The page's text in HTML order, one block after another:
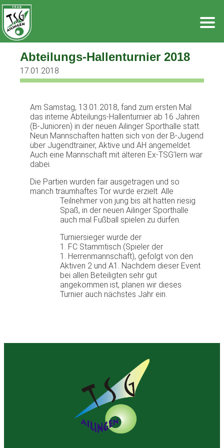
Zum
Inhalt
springen
Abteilungs-Hallenturnier 2018
17.01.2018
Am Samstag, 13.01.2018, fand zum ersten Mal
das interne Abteilungs-Hallenturnier ab 16 Jahren
(B-Junioren) in der neuen Ailinger Sporthalle statt.
Neun Mannschaften hatten sich von der B-Jugend
über Jugendtrainer, Aktive und AH angemeldet.
Auch eine Mannschaft mit älteren Ex-TSG’lern war
dabei.
Die Partien wurden fair ausgetragen und so
manch traumhaftes Tor wurde erzielt. Alle
Teilnehmer von jung bis alt hatten riesig
Spaß, in der neuen Ailinger Sporthalle
auch mal Fußball spielen zu dürfen.
Turniersieger wurde der
1. FC Stammtisch (Spieler der
1. Herrenmannschaft), gefolgt von den
Aktiven 2 und A1. Nachdem dieser Event
bei allen Beteiligten sehr gut
angekommen ist, planen wir dieses
Turnier auch nächstes Jahr ein.